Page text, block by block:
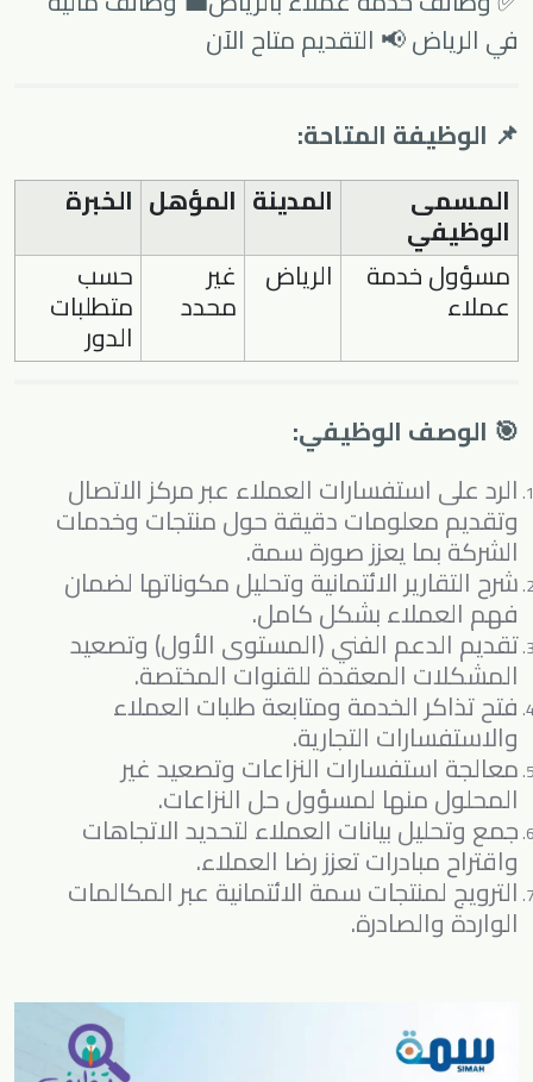
في الرياض 📢 التقديم متاح الآن
📌 الوظيفة المتاحة:
المسمى
الوظيفي
المدينة المؤهل الخبرة
مسؤول خدمة
عملاء
الرياض غير
محدد
حسب
متطلبات
الدور
🎯 الوصف الوظيفي:
الرد على استفسارات العملاء عبر مركز الاتصال
وتقديم معلومات دقيقة حول منتجات وخدمات
الشركة بما يعزز صورة سمة.
شرح التقارير الائتمانية وتحليل مكوناتها لضمان
فهم العملاء بشكل كامل.
تقديم الدعم الفني (المستوى الأول) وتصعيد
المشكلات المعقدة للقنوات المختصة.
فتح تذاكر الخدمة ومتابعة طلبات العملاء
والاستفسارات التجارية.
معالجة استفسارات النزاعات وتصعيد غير
المحلول منها لمسؤول حل النزاعات.
جمع وتحليل بيانات العملاء لتحديد الاتجاهات
واقتراح مبادرات تعزز رضا العملاء.
الترويج لمنتجات سمة الائتمانية عبر المكالمات
الواردة والصادرة.